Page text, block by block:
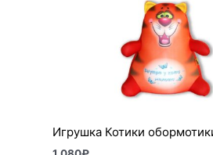
Игрушка Котики